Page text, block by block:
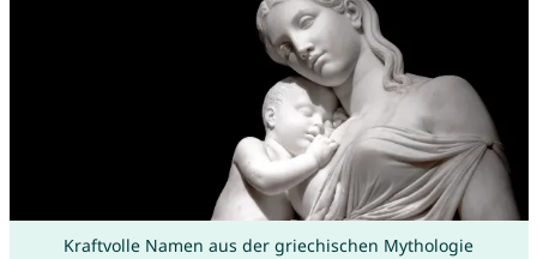
Kraftvolle Namen aus der griechischen Mythologie